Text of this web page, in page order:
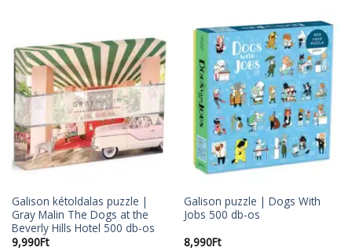
Galison kétoldalas puzzle |
Gray Malin The Dogs at the
Beverly Hills Hotel 500 db-os
9,990Ft
Galison puzzle | Dogs With
Jobs 500 db-os
8,990Ft